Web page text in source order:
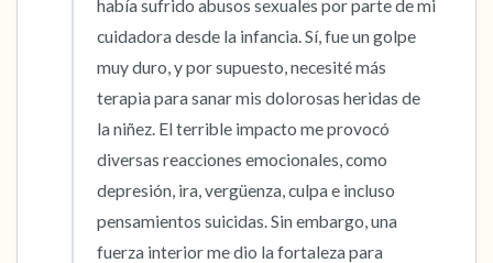
había sufrido abusos sexuales por parte de mi
cuidadora desde la infancia. Sí, fue un golpe
muy duro, y por supuesto, necesité más
terapia para sanar mis dolorosas heridas de
la niñez. El terrible impacto me provocó
diversas reacciones emocionales, como
depresión, ira, vergüenza, culpa e incluso
pensamientos suicidas. Sin embargo, una
fuerza interior me dio la fortaleza para